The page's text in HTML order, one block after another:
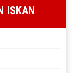
ISKAN